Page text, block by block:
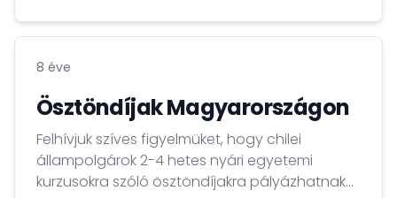
8 éve
Ösztöndíjak Magyarországon
Felhívjuk szíves figyelmüket, hogy chilei
állampolgárok 2-4 hetes nyári egyetemi
kurzusokra szóló ösztöndíjakra pályázhatnak